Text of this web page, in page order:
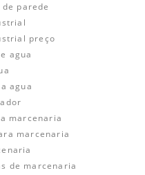
parede
preço
agua
agua
marcenaria
marcenaria
de marcenaria